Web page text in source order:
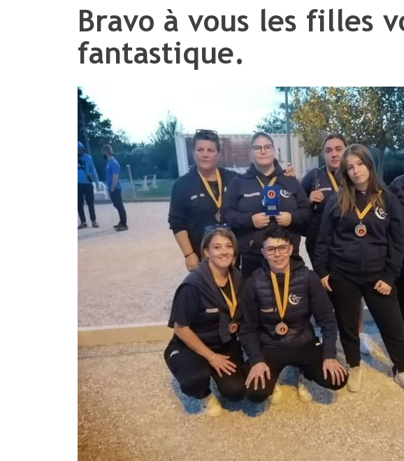
Bravo à vous les filles
fantastique.